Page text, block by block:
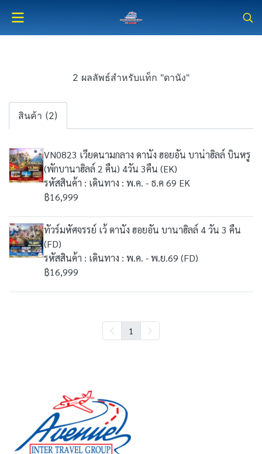
2 ผลลัพธ์สำหรับแท็ก "ดานัง"
สินค้า (2)
VN0823 เวียดนามกลาง ดานัง ฮอยอัน บาน่าฮิลล์ บินหรู
(พักบานาฮิลล์ 2 คืน) 4วัน 3คืน (EK)
รหัสสินค้า : เดินทาง : พ.ค. - ธ.ค 69 EK
฿16,999
ทัวร์มหัศจรรย์ เว้ ดานัง ฮอยอัน บานาฮิลล์ 4 วัน 3 คืน
(FD)
รหัสสินค้า : เดินทาง : พ.ค. - พ.ย.69 (FD)
฿16,999
1